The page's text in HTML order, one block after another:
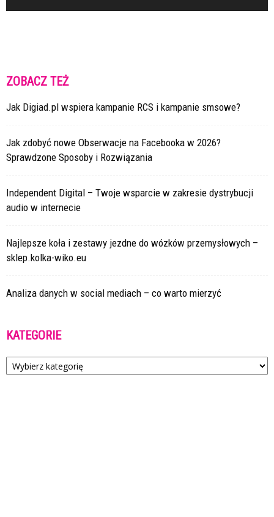
ZOBACZ TEŻ
Jak Digiad.pl wspiera kampanie RCS i kampanie smsowe?
Jak zdobyć nowe Obserwacje na Facebooka w 2026?
Sprawdzone Sposoby i Rozwiązania
Independent Digital – Twoje wsparcie w zakresie dystrybucji
audio w internecie
Najlepsze koła i zestawy jezdne do wózków przemysłowych –
sklep.kolka-wiko.eu
Analiza danych w social mediach – co warto mierzyć
KATEGORIE
Kategorie